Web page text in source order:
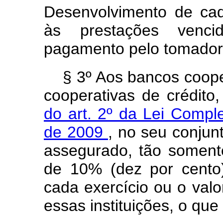
Desenvolvimento de
às prestações
pagamento pelo
§ 3º Aos bancos
cooperativas de
do art. 2º da Lei
de 2009 , no seu
assegurado, tão
de 10% (dez por
cada exercício ou o
essas instituições, o